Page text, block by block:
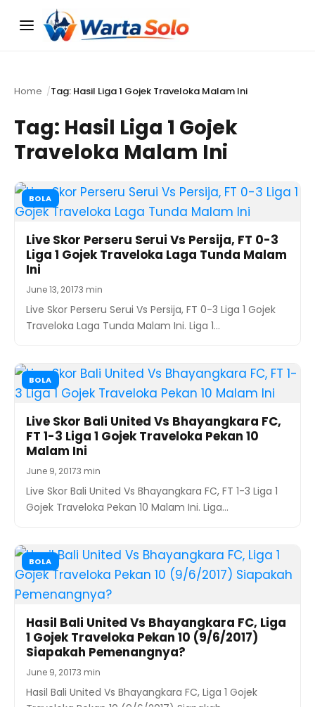
Menu
Home Tag: Hasil Liga 1 Gojek Traveloka Malam Ini
Tag: Hasil Liga 1 Gojek
Traveloka Malam Ini
BOLA
Live Skor Perseru Serui Vs Persija, FT 0-3
Liga 1 Gojek Traveloka Laga Tunda Malam
Ini
June 13, 20173 min
Live Skor Perseru Serui Vs Persija, FT 0-3 Liga 1 Gojek
Traveloka Laga Tunda Malam Ini. Liga 1…
BOLA
Live Skor Bali United Vs Bhayangkara FC,
FT 1-3 Liga 1 Gojek Traveloka Pekan 10
Malam Ini
June 9, 20173 min
Live Skor Bali United Vs Bhayangkara FC, FT 1-3 Liga 1
Gojek Traveloka Pekan 10 Malam Ini. Liga…
BOLA
Hasil Bali United Vs Bhayangkara FC, Liga
1 Gojek Traveloka Pekan 10 (9/6/2017)
Siapakah Pemenangnya?
June 9, 20173 min
Hasil Bali United Vs Bhayangkara FC, Liga 1 Gojek